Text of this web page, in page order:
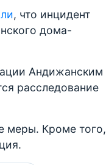
, что инцидент
дома-
Андижанским
расследование
меры. Кроме того,